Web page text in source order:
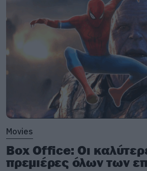
Movies
Box Office: Οι
πρεμιέρες όλων των